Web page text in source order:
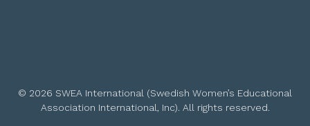
© 2026 SWEA International (Swedish Women’s Educational
Association International, Inc). All rights reserved.